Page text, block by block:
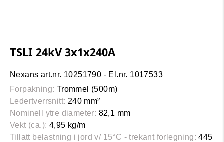
TSLI 24kV 3x1x240A
Nexans art.nr. 10251790 - El.nr. 1017533
Forpakning: Trommel (500m)
Ledertverrsnitt: 240 mm²
Nominell ytre diameter: 82,1 mm
Vekt (ca.): 4,95 kg/m
Tillatt belastning i jord v/ 15°C - trekant forlegning: 445